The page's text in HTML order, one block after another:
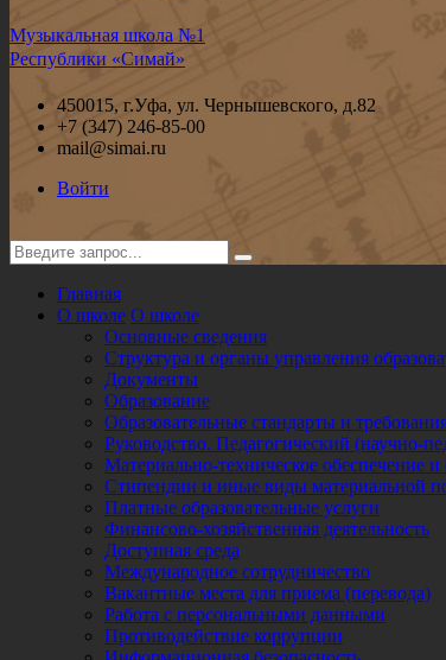
Музыкальная школа №1
Республики «Симай»
450015, г.Уфа, ул. Чернышевского, д.82
+7 (347) 246-85-00
mail@simai.ru
Войти
Главная
О школе О школе
Основные сведения
Структура и органы управления
Документы
Образование
Образовательные стандарты и
Руководство. Педагогический (научно-
Материально-техническое обеспечение
Стипендии и иные виды материальной
Платные образовательные услуги
Финансово-хозяйственная деятельность
Доступная среда
Международное сотрудничество
Вакантные места для приема (перевода)
Работа с персональными данными
Противодействие коррупции